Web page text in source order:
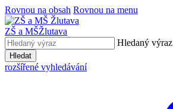
Rovnou na obsah Rovnou na menu
ZŠ a MŠŽlutava
Hledaný výraz
Hledat
rozšířené vyhledávání